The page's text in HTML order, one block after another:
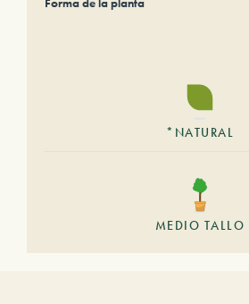
*NATURAL
MEDIO TALLO